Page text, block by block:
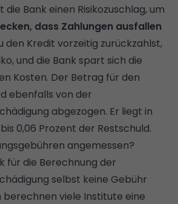
Bank einen Risikozuschlag, um
dass Zahlungen ausfallen
den Kredit vorzeitig zurückzahlst,
und die Bank spart sich die
Kosten. Der Betrag für den
ebenfalls von der
abgezogen. Er liegt in
0,06 Prozent der Restschuld.
angemessen?
für die Berechnung der
selbst keine Gebühr
berechnen viele Institute eine